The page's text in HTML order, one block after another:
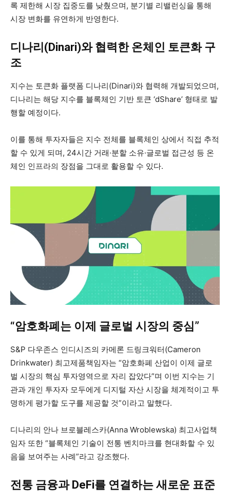
록 제한해 시장 집중도를 낮췄으며, 분기별 리밸런싱을 통해
시장 변화를 유연하게 반영한다.
디나리(Dinari)와 협력한 온체인 토큰화 구
조
지수는 토큰화 플랫폼 디나리(Dinari)와 협력해 개발되었으며,
디나리는 해당 지수를 블록체인 기반 토큰 ‘dShare’ 형태로 발
행할 예정이다.
이를 통해 투자자들은 지수 전체를 블록체인 상에서 직접 추적
할 수 있게 되며, 24시간 거래·분할 소유·글로벌 접근성 등 온
체인 인프라의 장점을 그대로 활용할 수 있다.
“암호화폐는 이제 글로벌 시장의 중심”
S&P 다우존스 인디시즈의 카메론 드링크워터(Cameron
Drinkwater) 최고제품책임자는 “암호화폐 산업이 이제 글로
벌 시장의 핵심 투자영역으로 자리 잡았다”며 이번 지수는 기
관과 개인 투자자 모두에게 디지털 자산 시장을 체계적이고 투
명하게 평가할 도구를 제공할 것”이라고 말했다.
디나리의 안나 브로블레스카(Anna Wroblewska) 최고사업책
임자 또한 “블록체인 기술이 전통 벤치마크를 현대화할 수 있
음을 보여주는 사례”라고 강조했다.
전통 금융과 DeFi를 연결하는 새로운 표준